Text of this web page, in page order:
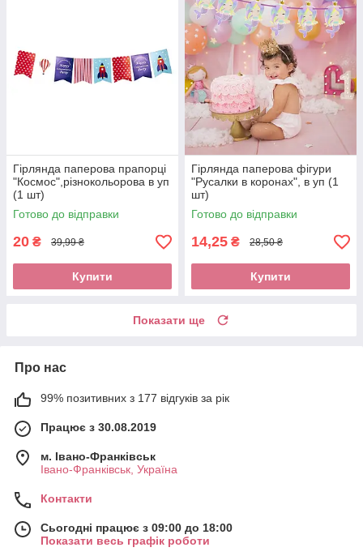
Гірлянда паперова прапорці
"Космос",різнокольорова в уп
(1 шт)
Готово до відправки
20 ₴ 39,99 ₴
Купити
Гірлянда паперова фігури
"Русалки в коронах", в уп (1
шт)
Готово до відправки
14,25 ₴ 28,50 ₴
Купити
Показати ще
Про нас
99% позитивних з 177 відгуків за рік
Працює з 30.08.2019
м. Івано-Франківськ
Івано-Франківськ, Україна
Контакти
Сьогодні працює з 09:00 до 18:00
Показати весь графік роботи